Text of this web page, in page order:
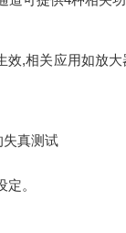
,相关应用如放
失真测试
。